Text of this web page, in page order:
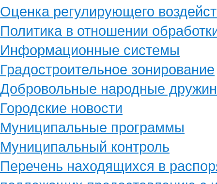
Оценка регулирующего
Политика в отношении
Информационные системы
Градостроительное зонирование
Добровольные народные
Городские новости
Муниципальные программы
Муниципальный контроль
Перечень находящихся в